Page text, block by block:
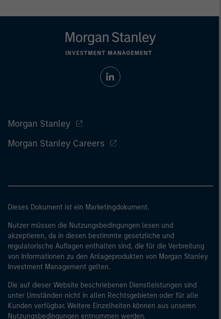
Morgan Stanley
Morgan Stanley Careers
Dieses Dokument ist ein Marketingdokument.
Nutzer müssen die Nutzungsbedingungen lesen und
akzeptieren, da in diesen bestimmte gesetzliche und
regulatorische Auflagen enthalten sind, die für die Verbreitung
von Informationen zu den Anlageprodukten von Morgan Stanley
Investment Management gelten.
Die auf dieser Website beschriebenen Dienstleistungen sind
unter Umständen nicht in allen Rechtsgebieten oder für alle
Kunden verfügbar. Weitere Einzelheiten können aus unseren
Nutzungsbedingungen entnommen werden.